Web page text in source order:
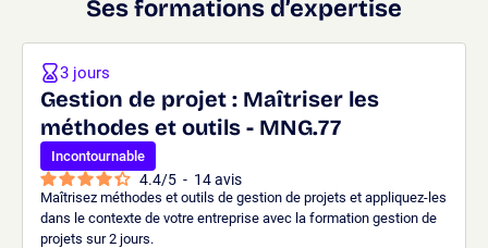
Ses formations d’expertise
Gestion de projet : Maîtriser les
méthodes et outils - MNG.77
Incontournable
4.4/5 - 14avis
Maîtrisez méthodes et outils de gestion de projets et appliquez-les
dans le contexte de votre entreprise avec la formation gestion de
projets sur 2 jours.
3 jours